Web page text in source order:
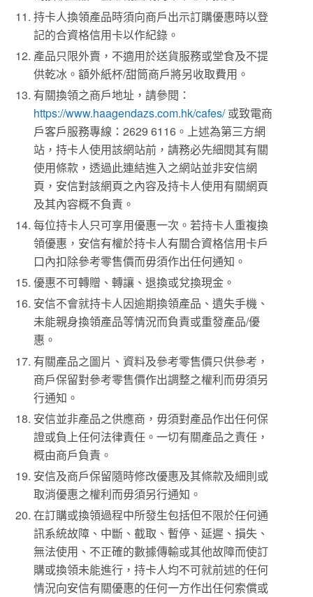
持卡人換領產品時須向商戶出示訂購優惠時以登
記的合資格信用卡以作紀錄。
產品只限外賣，不適用於送貨服務或堂食及不提
供乾冰。額外紙杯/甜筒商戶將另收取費用。
有關換領之商戶地址，請參閱：
https://www.haagendazs.com.hk/cafes/或致電商
戶客戶服務專線：2629 6116 。上述為第三方網
站，持卡人使用該網站前，請務必先細閱其有關
使用條款，透過此連結進入之網站並非安信網
頁，安信對該網頁之內容及持卡人使用有關網頁
及其內容概不負責。
每位持卡人只可享用優惠一次。若持卡人重複換
領優惠，安信有權於持卡人有關合資格信用卡戶
口內扣除參考零售價而毋須作出任何通知。
優惠不可轉贈、轉讓、退換或兌換現金。
安信不會就持卡人因逾期換領產品、遺失手機、
未能親身換領產品等情況而負責或重發產品/優
惠。
有關產品之圖片、資料及參考零售價只供參考，
商戶保留對參考零售價作出調整之權利而毋須另
行通知。
安信並非產品之供應商，毋須對產品作出任何保
證或負上任何法律責任。一切有關產品之責任，
概由商戶負責。
安信及商戶保留隨時修改優惠及其條款及細則或
取消優惠之權利而毋須另行通知。
在訂購或換領過程中所發生包括但不限於任何通
訊系統故障、中斷、截取、暫停、延遲、損失、
無法使用、不正確的數據傳輸或其他故障而使訂
購或換領未能進行，持卡人均不可就前述的任何
情況向安信有關優惠的任何一方作出任何索償或